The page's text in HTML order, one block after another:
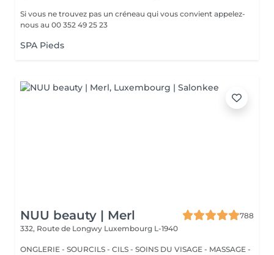
Si vous ne trouvez pas un créneau qui vous convient appelez-
nous au 00 352 49 25 23
SPA Pieds
NUU beauty | Merl
788
332, Route de Longwy Luxembourg L-1940
ONGLERIE - SOURCILS - CILS - SOINS DU VISAGE - MASSAGE -